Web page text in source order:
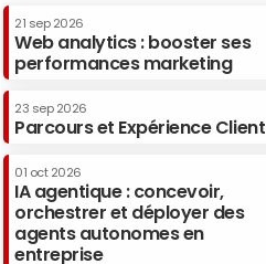
21 sep 2026
Web analytics : booster ses
performances marketing
23 sep 2026
Parcours et Expérience Client
01 oct 2026
IA agentique : concevoir,
orchestrer et déployer des
agents autonomes en
entreprise